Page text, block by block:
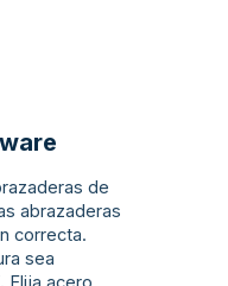
de
abrazaderas
correcta.
sea